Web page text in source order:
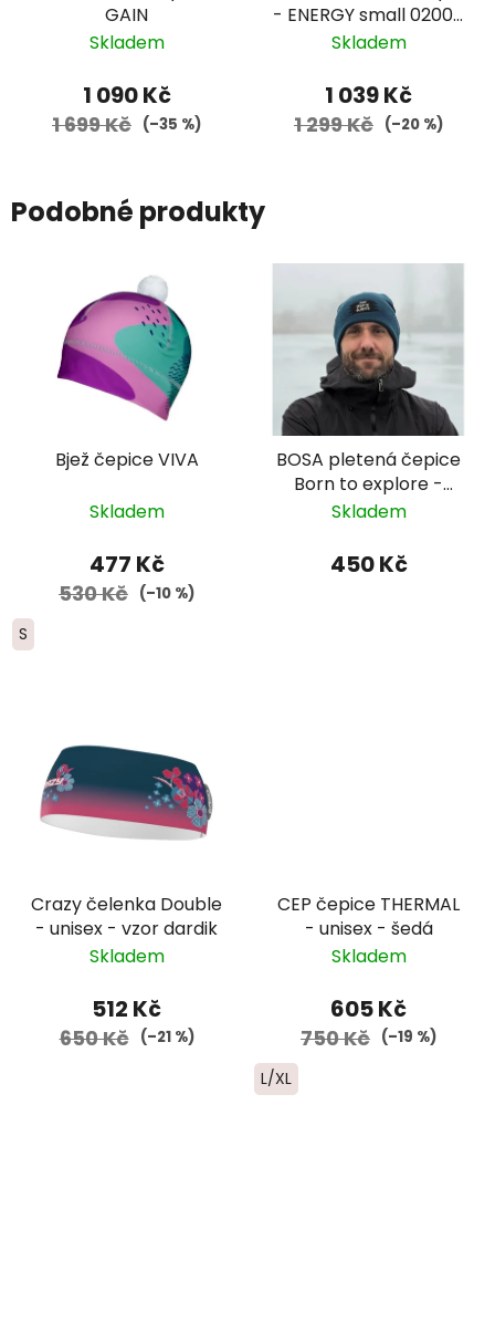
GAIN
Skladem
1 090 Kč
1 699 Kč (–35 %)
- ENERGY small 02008
- bílá, barevné
Skladem
1 039 Kč
1 299 Kč (–20 %)
Podobné produkty
Bjež čepice VIVA
Skladem
477 Kč
530 Kč (–10 %)
S
BOSA pletená čepice
Born to explore -
modrá
Skladem
450 Kč
Crazy čelenka Double
- unisex - vzor dardik
Skladem
512 Kč
650 Kč (–21 %)
CEP čepice THERMAL
- unisex - šedá
Skladem
605 Kč
750 Kč (–19 %)
L/XL